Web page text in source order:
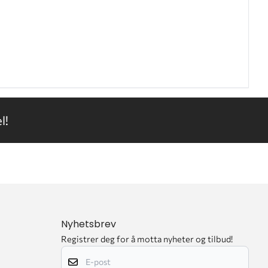
Nyhetsbrev
Registrer deg for å motta nyheter og tilbud!
E-post